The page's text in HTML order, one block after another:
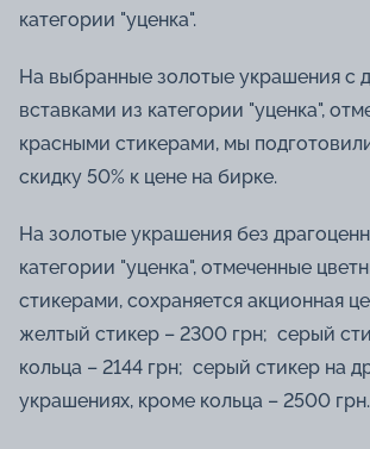
категории "уценка".
На выбранные золотые украшения с
вставками из категории "уценка",
красными стикерами, мы
скидку 50% к цене на бирке.
На золотые украшения без
категории "уценка", отмеченные
стикерами, сохраняется акционная
желтый стикер – 2300 грн; серый
кольца – 2144 грн; серый стикер на
украшениях, кроме кольца – 2500 грн.